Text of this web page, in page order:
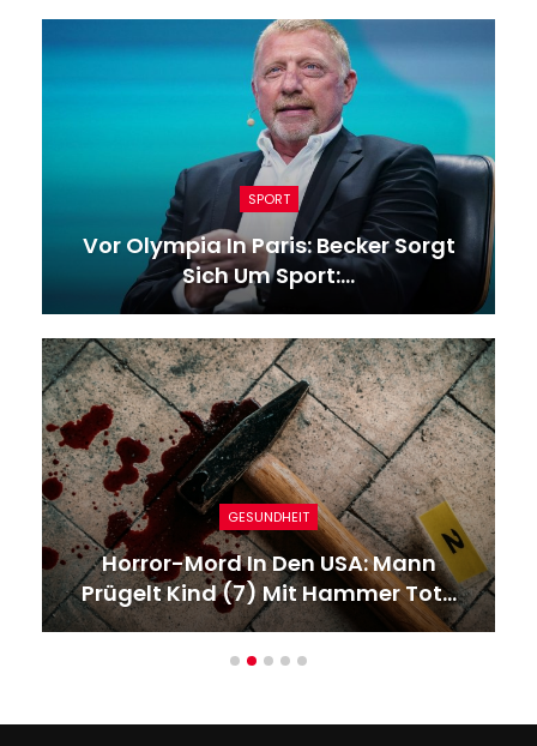
SPORT
Vor Olympia In Paris: Becker Sorgt
Sich Um Sport:…
GESUNDHEIT
Horror-Mord In Den USA: Mann
Prügelt Kind (7) Mit Hammer Tot…